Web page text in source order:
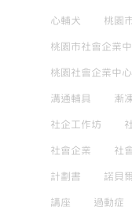
心輔犬 桃園
桃園市社會企業
桃園社會企業中
溝通輔具 漸
社企工作坊
社會企業 社
計劃書 諾貝
講座 過動症